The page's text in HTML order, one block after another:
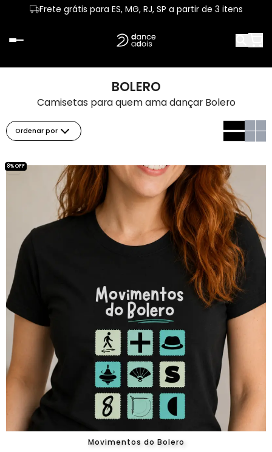
Frete grátis para ES, MG, RJ, SP a partir de 3 itens
BOLERO
Camisetas para quem ama dançar Bolero
Ordenar por
Movimentos do Bolero
8% OFF